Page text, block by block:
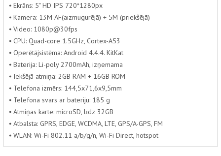
⦁ Ekrāns: 5" HD IPS 720*1280px
⦁ Kamera: 13M AF(aizmugurējā) + 5M (priekšējā)
⦁ Video: 1080p@30fps
⦁ CPU: Quad-core 1.5GHz, Cortex-A53
⦁ Operētājsistēma: Android 4.4.4. KitKat
⦁ Baterija: Li-poly 2700mAh, izņemama
⦁ Iekšējā atmiņa: 2GB RAM + 16GB ROM
⦁ Telefona izmērs: 144,5x71,6x9,5mm
⦁ Telefona svars ar bateriju: 185 g
⦁ Atmiņas karte: microSD, līdz 32GB
⦁ Atbalsta: GPRS, EDGE, WCDMA, LTE, GPS/A-GPS, FM
⦁ WLAN: Wi-Fi 802.11 a/b/g/n, Wi-Fi Direct, hotspot